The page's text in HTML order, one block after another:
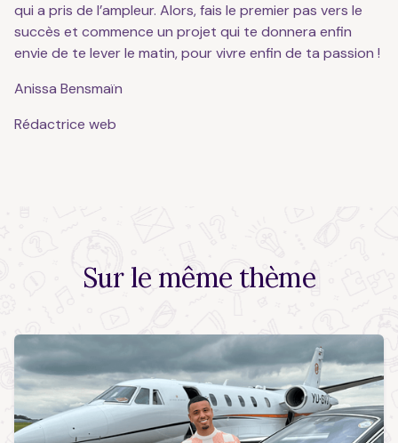
qui a pris de l’ampleur. Alors, fais le premier pas vers le
succès et commence un projet qui te donnera enfin
envie de te lever le matin, pour vivre enfin de ta passion !
Anissa Bensmaïn
Rédactrice web
Sur le même thème